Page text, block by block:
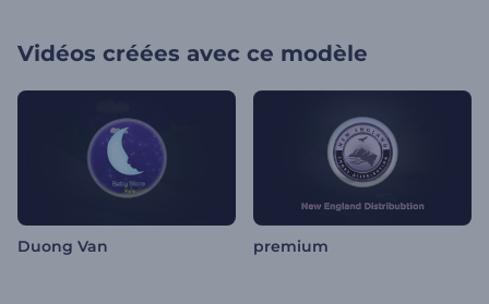
Vidéos créées avec ce modèle
Duong Van premium